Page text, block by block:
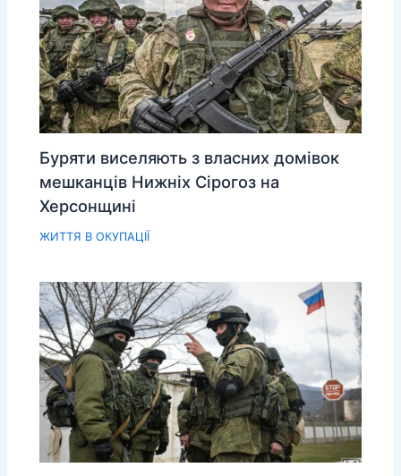
Буряти виселяють з власних домівок
мешканців Нижніх Сірогоз на
Херсонщині
ЖИТТЯ В ОКУПАЦІЇ